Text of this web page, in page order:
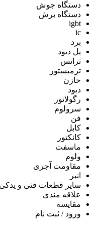
دستگاه جوش
دستگاه برش
igbt
ic
برد
پل دیود
ترانس
ترمیستور
خازن
دیود
رگولاتور
سرولوم
فن
کابل
کانکتور
ماسفت
ولوم
مقاومت آجری
انبر
سایر قطعات فنی و یدکی
علاقه مندی
مقايسه
ورود / ثبت نام